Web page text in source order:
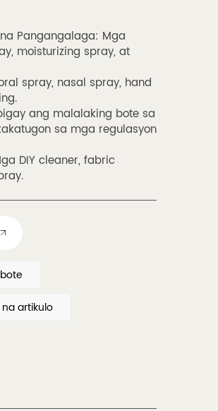
Pangangalaga: Mga
moisturizing spray, at
spray, nasal spray, hand
ang malalaking bote sa
sa mga regulasyon
DIY cleaner, fabric
na artikulo